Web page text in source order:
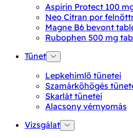
Aspirin Protect 100
Neo Citran por
Magne B6 bevont
Rubophen 500 mg
Tünet
Lepkehimlő tünetei
Szamárköhögés
Skarlát tünetei
Alacsony vérnyomás
Vizsgálat